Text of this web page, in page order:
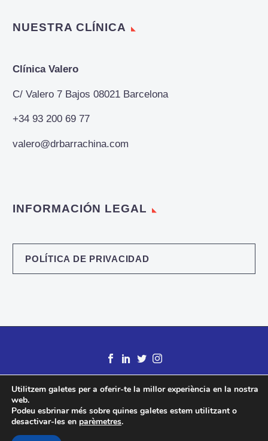
NUESTRA CLÍNICA
Clínica Valero
C/ Valero 7 Bajos 08021 Barcelona
+34 93 200 69 77
valero@drbarrachina.com
INFORMACIÓN LEGAL
POLÍTICA DE PRIVACIDAD
2018 © Desarrollado por
Utilitzem galetes per a oferir-te la millor experiència en la nostra
web.
Podeu esbrinar més sobre quines galetes estem utilitzant o
desactivar-les en parèmetres.